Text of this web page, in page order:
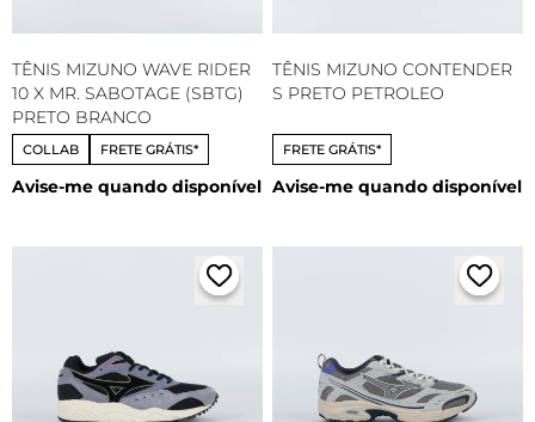
TÊNIS MIZUNO WAVE RIDER
10 X MR. SABOTAGE (SBTG)
PRETO BRANCO
COLLAB FRETE GRÁTIS*
Avise-me quando disponível
TÊNIS MIZUNO CONTENDER
S PRETO PETROLEO
FRETE GRÁTIS*
Avise-me quando disponível